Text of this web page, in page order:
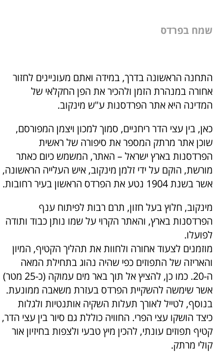
שמח בפרדס
התחנה הראשונה בדרך, במידה ואתם מעוניינים לחזור
אחורה במנהרת הזמן ולהכיר את הפן החקלאי של
המדינה היא אתר הפרדסנות ע"ש מינקוב.
כאן, בין עצי הדר ריחניים, סמוך למכון ויצמן המפורסם,
שוכן אתר מרתק המספר את סיפורה של ראשית
הפרדסנות בארץ ישראל – האתר, המשמש כיום כאתר
מורשת, הוקם על ידי זלמן מינקוב, איש העלייה הראשונה,
אשר בשנת 1904 נטע את הפרדס הראשון בעיר רחובות.
מינקוב, חלוץ בעל חזון, תרם רבות לפיתוח ענף
הפרדסנות בארץ, והאתר הקרוי על שמו נותן כבוד ותודה
לפועלו.
מוזמנים לצעוד אחורה ולחוות את תהליך הקטיף, המיון
והאריזה של התפוזים כפי שהיה נהוג בתחילת המאה
ה-20. כמו כן, להציץ אל תוך באר מים עמוקה (כ-25 מטר)
אשר שימשה להשקיית הפרדס בעזרת משאבה ממונעת.
בנוסף, לטייל לאורך תעלות השקיה אותנטיות ולגלות
כיצד הושקו עצי הפרי. החוויה כוללת גם סיור בין עצי הדר,
קטיף תפוזים עונתי, להכין מיץ טבעי ולצפות בחיזיון אור
קולי מרתק.